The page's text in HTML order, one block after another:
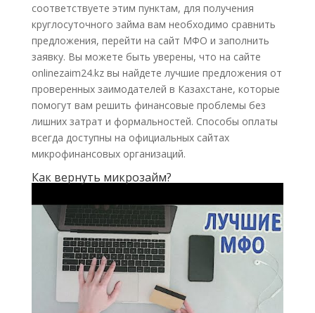
соответствуете этим пунктам, для получения
круглосуточного займа вам необходимо сравнить
предложения, перейти на сайт МФО и заполнить
заявку. Вы можете быть уверены, что на сайте
onlinezaim24.kz вы найдете лучшие предложения от
проверенных заимодателей в Казахстане, которые
помогут вам решить финансовые проблемы без
лишних затрат и формальностей. Способы оплаты
всегда доступны на официальных сайтах
микрофинансовых организаций.
Как вернуть микрозайм?